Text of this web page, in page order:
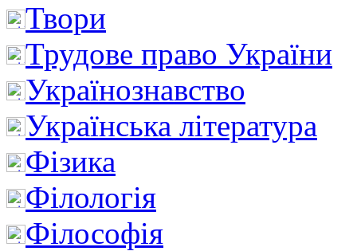
Твори
Трудове право України
Українознавство
Українська література
Фізика
Філологія
Філософія